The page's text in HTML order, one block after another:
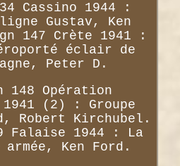
Cassino 1944 :
Gustav, Ken
147 Crète 1941 :
éclair de
Peter D.
148 Opération
1941 (2) : Groupe
Robert Kirchubel.
Falaise 1944 : La
Ken Ford.